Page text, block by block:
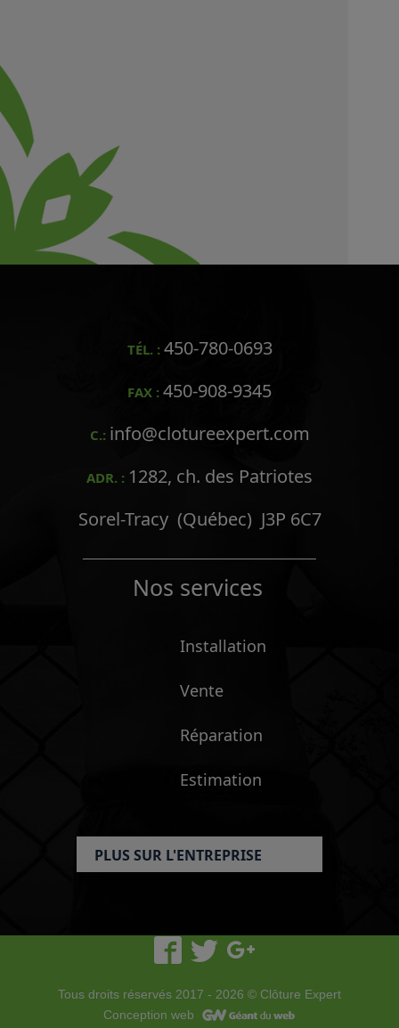
TÉL. : 450-780-0693
FAX : 450-908-9345
C.: info@clotureexpert.com
ADR. : 1282, ch. des Patriotes
Sorel-Tracy (Québec) J3P 6C7
Nos services
Installation
Vente
Réparation
Estimation
PLUS SUR L'ENTREPRISE
Tous droits réservés 2017 - 2026 © Clôture Expert
Conception web